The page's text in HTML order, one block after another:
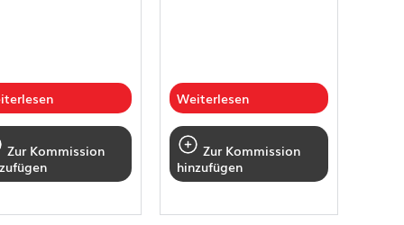
Zur Kommission
Weiterlesen
Zur Kommission
hinzufügen